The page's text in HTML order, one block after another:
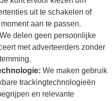
uit te schakelen of
aan te passen.
We delen geen persoonlijke
met adverteerders zonder
We maken gebruik
trackingtechnologieën
en relevante